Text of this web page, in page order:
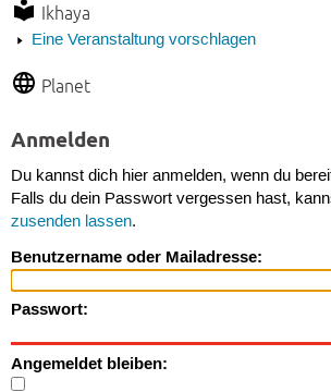
Ikhaya
Eine Veranstaltung vorschlagen
Planet
Anmelden
Du kannst dich hier anmelden, wenn du
Falls du dein Passwort vergessen hast,
zusenden lassen.
Benutzername oder Mailadresse:
Passwort:
Angemeldet bleiben: